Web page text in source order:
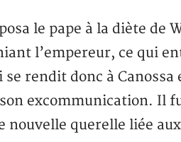
le pape à la diète de
l’empereur, ce qui
rendit donc à
excommunication. Il
nouvelle querelle liée